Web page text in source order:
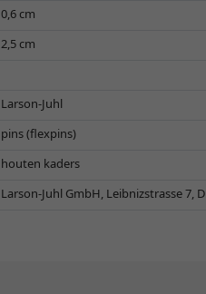
0,6 cm
2,5 cm
Larson-Juhl
pins (flexpins)
houten kaders
Larson-Juhl GmbH, Leibnizstrasse 7,